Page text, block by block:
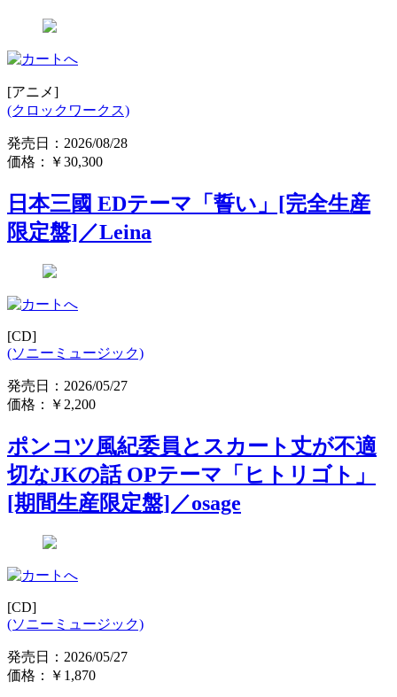
[アニメ]
(クロックワークス)
発売日：2026/08/28
価格：
￥30,300
日本三國 EDテーマ「誓い」[完全生産
限定盤]／Leina
[CD]
(ソニーミュージック)
発売日：2026/05/27
価格：
￥2,200
ポンコツ風紀委員とスカート丈が不適
切なJKの話 OPテーマ「ヒトリゴト」
[期間生産限定盤]／osage
[CD]
(ソニーミュージック)
発売日：2026/05/27
価格：
￥1,870